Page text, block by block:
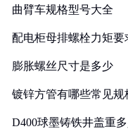
曲臂车规格型号大全
配电柜母排螺栓力矩
膨胀螺丝尺寸是多少
镀锌方管有哪些常见规
D400球墨铸铁井盖重